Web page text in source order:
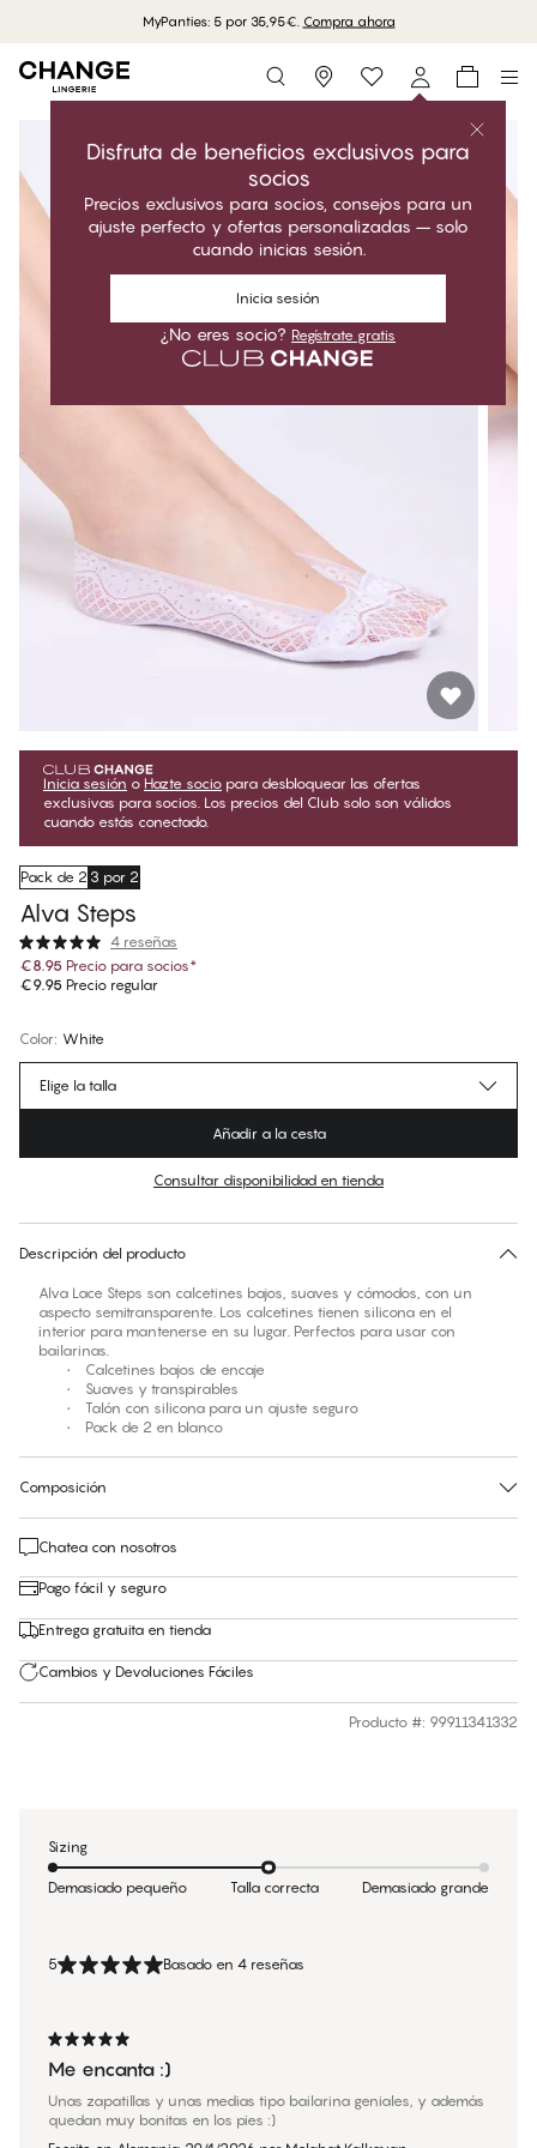
MyPanties: 5 por 35,95€. Compra ahora
Storefinder
Disfruta de beneficios exclusivos para
socios
Precios exclusivos para socios, consejos para un
ajuste perfecto y ofertas personalizadas – solo
cuando inicias sesión.
Inicia sesión
¿No eres socio? Regístrate gratis
Inicia sesión o Hazte socio para desbloquear las ofertas
exclusivas para socios. Los precios del Club solo son válidos
cuando estás conectado.
Pack de 2 3 por 2
Alva Steps
4 reseñas
€8.95 Precio para socios*
€9.95 Precio regular
Color: White
No hay talla sugerida para este artículo
Elige la talla
Añadir a la cesta
Consultar disponibilidad en tienda
Descripción del producto
Alva Lace Steps son calcetines bajos, suaves y cómodos, con un
aspecto semitransparente. Los calcetines tienen silicona en el
interior para mantenerse en su lugar. Perfectos para usar con
bailarinas.
• Calcetines bajos de encaje
• Suaves y transpirables
• Talón con silicona para un ajuste seguro
• Pack de 2 en blanco
Composición
Chatea con nosotros
Pago fácil y seguro
Entrega gratuita en tienda
Cambios y Devoluciones Fáciles
Producto #: 99911341332
5 Basado en 4 reseñas
Me encanta :)
Unas zapatillas y unas medias tipo bailarina geniales, y además
quedan muy bonitas en los pies :)
Sizing
Demasiado pequeño Talla correcta Demasiado grande